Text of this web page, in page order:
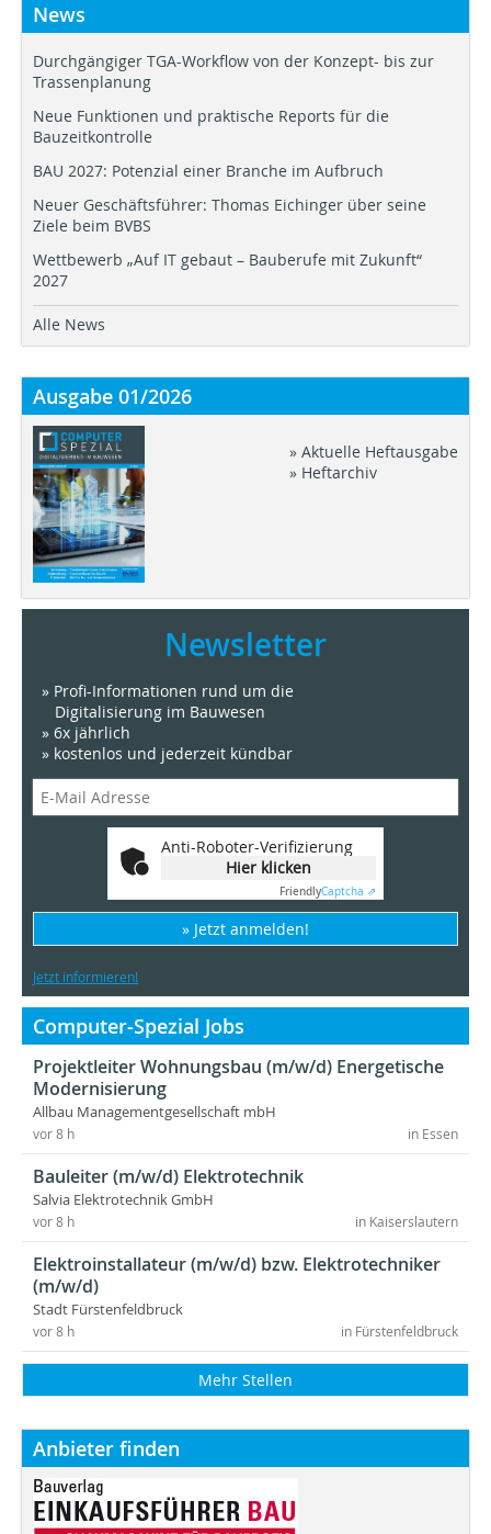
News
Durchgängiger TGA-Workflow von der Konzept- bis zur
Trassenplanung
Neue Funktionen und praktische Reports für die
Bauzeitkontrolle
BAU 2027: Potenzial einer Branche im Aufbruch
Neuer Geschäftsführer: Thomas Eichinger über seine
Ziele beim BVBS
Wettbewerb „Auf IT gebaut – Bauberufe mit Zukunft“
2027
Alle News
Ausgabe 01/2026
» Aktuelle Heftausgabe
» Heftarchiv
Newsletter
» Profi-Informationen rund um die
Digitalisierung im Bauwesen
» 6x jährlich
» kostenlos und jederzeit kündbar
Anti-Roboter-Verifizierung
Hier klicken
FriendlyCaptcha ⇗
» Jetzt anmelden!
Jetzt informieren!
Computer-Spezial Jobs
Projektleiter Wohnungsbau (m/w/d) Energetische
Modernisierung
Allbau Managementgesellschaft mbH
in Essen
vor 8 h
Bauleiter (m/w/d) Elektrotechnik
Salvia Elektrotechnik GmbH
in Kaiserslautern
vor 8 h
Elektroinstallateur (m/w/d) bzw. Elektrotechniker
(m/w/d)
Stadt Fürstenfeldbruck
in Fürstenfeldbruck
vor 8 h
Mehr Stellen
Anbieter finden